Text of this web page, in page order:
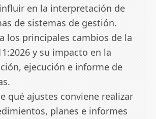
en la interpretación de
de sistemas de gestión.
los principales cambios de la
y su impacto en la
ejecución e informe de
qué ajustes conviene realizar
planes e informes